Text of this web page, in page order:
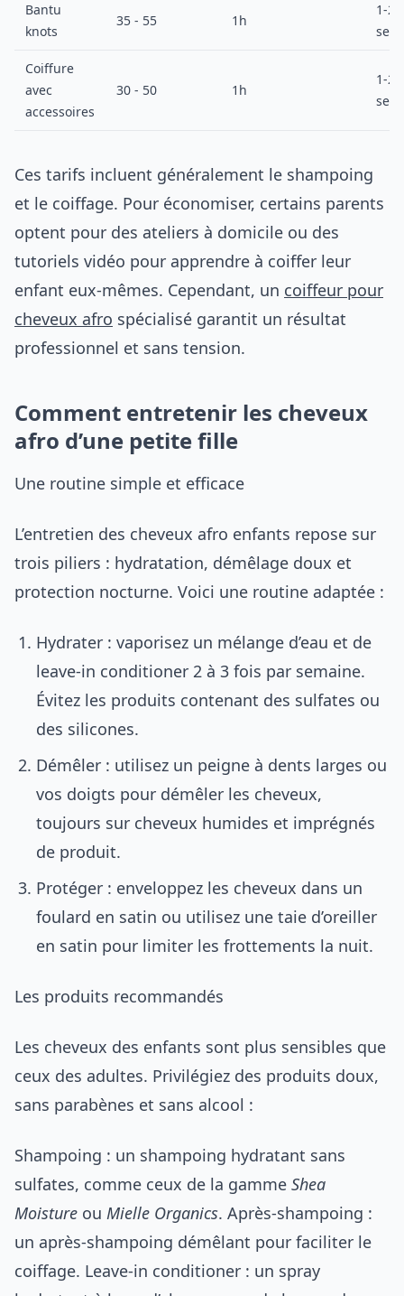
Bantu
knots
35 - 55 1h
1-2
Coiffure
avec
accessoires
30 - 50 1h
1-2
Ces tarifs incluent généralement le shampoing
et le coiffage. Pour économiser, certains parents
optent pour des ateliers à domicile ou des
tutoriels vidéo pour apprendre à coiffer leur
enfant eux-mêmes. Cependant, un coiffeur pour
cheveux afro spécialisé garantit un résultat
professionnel et sans tension.
Comment entretenir les cheveux
afro d’une petite fille
Une routine simple et efficace
L’entretien des cheveux afro enfants repose sur
trois piliers : hydratation, démêlage doux et
protection nocturne. Voici une routine adaptée :
Hydrater : vaporisez un mélange d’eau et de
leave-in conditioner 2 à 3 fois par semaine.
Évitez les produits contenant des sulfates ou
des silicones.
Démêler : utilisez un peigne à dents larges ou
vos doigts pour démêler les cheveux,
toujours sur cheveux humides et imprégnés
de produit.
Protéger : enveloppez les cheveux dans un
foulard en satin ou utilisez une taie d’oreiller
en satin pour limiter les frottements la nuit.
Les produits recommandés
Les cheveux des enfants sont plus sensibles que
ceux des adultes. Privilégiez des produits doux,
sans parabènes et sans alcool :
Shampoing : un shampoing hydratant sans
sulfates, comme ceux de la gamme Shea
Moisture ou Mielle Organics. Après-shampoing :
un après-shampoing démêlant pour faciliter le
coiffage. Leave-in conditioner : un spray